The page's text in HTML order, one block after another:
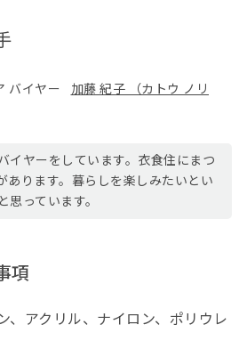
バイヤー
加藤 紀子 （カトウ ノリ
イヤーをしています。衣食住にまつ
あります。暮らしを楽しみたいとい
思っています。
項
アクリル、ナイロン、ポリウレ